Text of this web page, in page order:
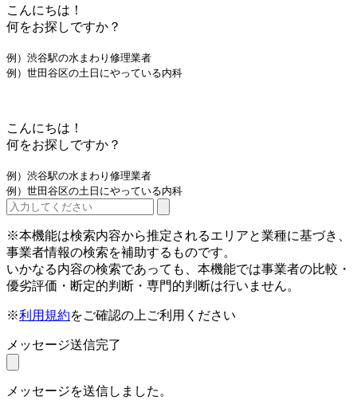
こんにちは！
何をお探しですか？
例）渋谷駅の水まわり修理業者
例）世田谷区の土日にやっている内科
こんにちは！
何をお探しですか？
例）渋谷駅の水まわり修理業者
例）世田谷区の土日にやっている内科
※本機能は検索内容から推定されるエリアと業種に基づき、
事業者情報の検索を補助するものです。
いかなる内容の検索であっても、本機能では事業者の比較・
優劣評価・断定的判断・専門的判断は行いません。
※利用規約をご確認の上ご利用ください
メッセージ送信完了
メッセージを送信しました。